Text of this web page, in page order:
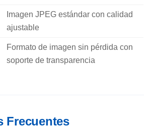
Imagen JPEG estándar con calidad
ajustable
Formato de imagen sin pérdida con
soporte de transparencia
Frecuentes